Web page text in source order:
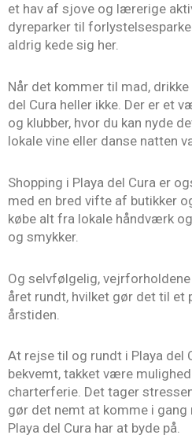
et hav af sjove og lærerige
dyreparker til
aldrig kede sig her.
Når det kommer til mad,
del Cura heller ikke. Der er et
og klubber, hvor du kan nyde
lokale vine eller danse natten
Shopping i Playa del Cura er
med en bred vifte af butikker
købe alt fra lokale håndværk
og smykker.
Og selvfølgelig,
året rundt, hvilket gør det til et
årstiden.
At rejse til og rundt i Playa del
bekvemt, takket være
charterferie. Det tager
gør det nemt at komme i
Playa del Cura har at byde på.